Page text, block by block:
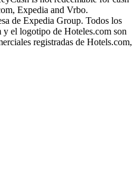
Expedia and Vrbo.
de Expedia Group. Todos los
y el logotipo de Hoteles.com son
registradas de Hotels.com,